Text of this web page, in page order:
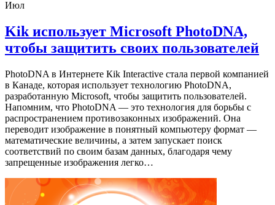
Июл
Kik использует Microsoft PhotoDNA,
чтобы защитить своих пользователей
PhotoDNA в Интернете Кik Interactive стала первой компанией
в Канаде, которая использует технологию PhotoDNA,
разработанную Microsoft, чтобы защитить пользователей.
Напомним, что PhotoDNA — это технология для борьбы с
распространением противозаконных изображений. Она
переводит изображение в понятный компьютеру формат —
математические величины, а затем запускает поиск
соответствий по своим базам данных, благодаря чему
запрещенные изображения легко…